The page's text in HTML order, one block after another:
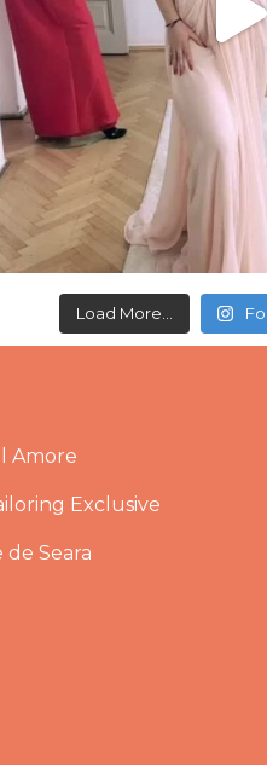
Load More...
Amore
Exclusive
de Seara